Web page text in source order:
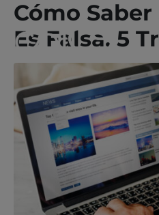
Cómo
Es Falsa. 5